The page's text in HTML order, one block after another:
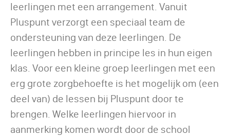
leerlingen met een arrangement. Vanuit
Pluspunt verzorgt een speciaal team de
ondersteuning van deze leerlingen. De
leerlingen hebben in principe les in hun eigen
klas. Voor een kleine groep leerlingen met een
erg grote zorgbehoefte is het mogelijk om (een
deel van) de lessen bij Pluspunt door te
brengen. Welke leerlingen hiervoor in
aanmerking komen wordt door de school